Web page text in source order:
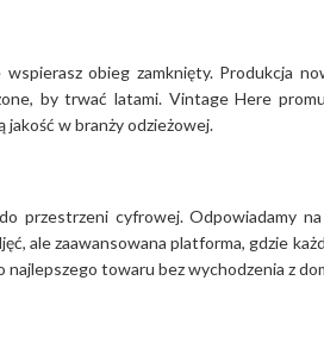
obieg zamknięty. Produkcja
by trwać latami. Vintage Here
w branży odzieżowej.
przestrzeni cyfrowej. Odpowiadamy
ale zaawansowana platforma, gdzie
towaru bez wychodzenia z